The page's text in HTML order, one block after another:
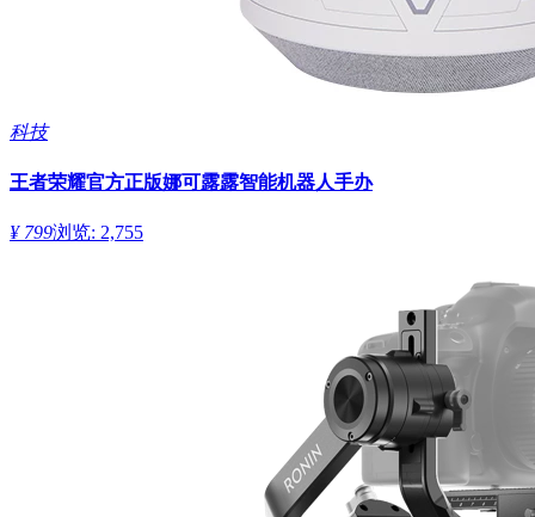
科技
王者荣耀官方正版娜可露露智能机器人手办
¥ 799浏览: 2,755